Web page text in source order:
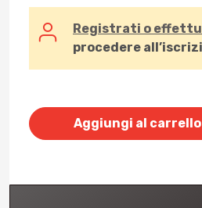
Registrati o
procedere
Aggiungi al carrello